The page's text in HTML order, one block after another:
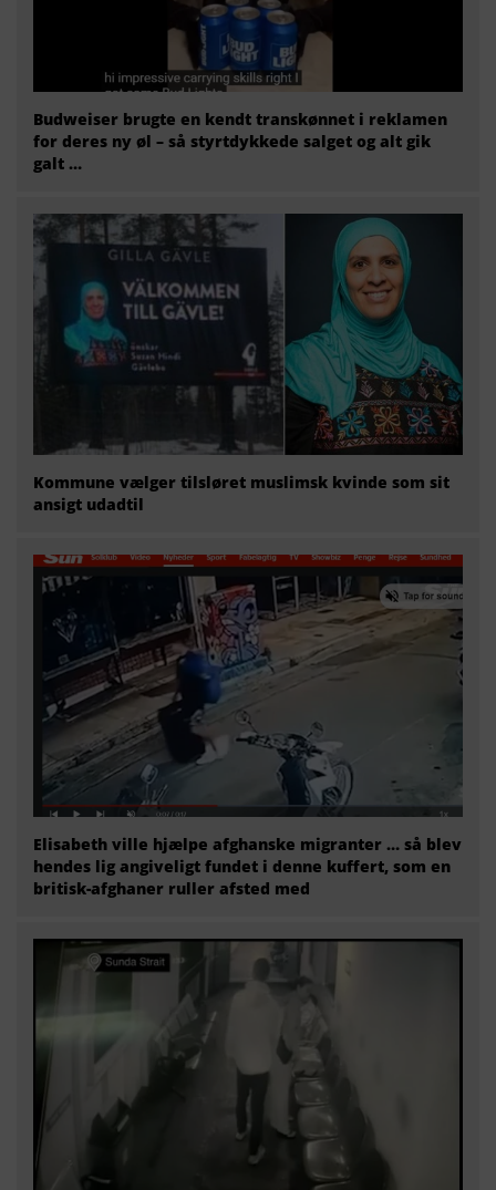
Budweiser brugte en kendt transkønnet i reklamen
for deres ny øl – så styrtdykkede salget og alt gik
galt …
Kommune vælger tilsløret muslimsk kvinde som sit
ansigt udadtil
Elisabeth ville hjælpe afghanske migranter … så blev
hendes lig angiveligt fundet i denne kuffert, som en
britisk-afghaner ruller afsted med